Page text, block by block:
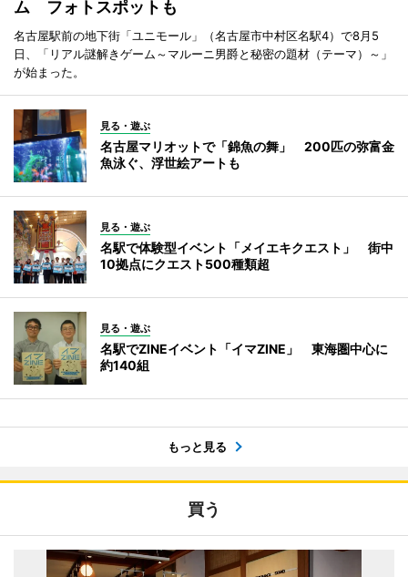
ム フォトスポットも
名古屋駅前の地下街「ユニモール」（名古屋市中村区名駅4）で8月5
日、「リアル謎解きゲーム～マルーニ男爵と秘密の題材（テーマ）～」
が始まった。
見る・遊ぶ
名古屋マリオットで「錦魚の舞」 200匹の弥富金
魚泳ぐ、浮世絵アートも
見る・遊ぶ
名駅で体験型イベント「メイエキクエスト」 街中
10拠点にクエスト500種類超
見る・遊ぶ
名駅でZINEイベント「イマZINE」 東海圏中心に
約140組
もっと見る
買う